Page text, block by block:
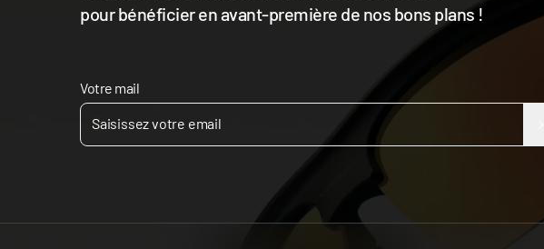
pour bénéficier en avant-première de nos bons plans !
Votre mail